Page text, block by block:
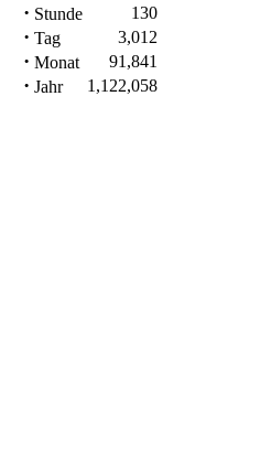
· Stunde 130
· Tag 3,012
· Monat 91,841
· Jahr 1,122,058